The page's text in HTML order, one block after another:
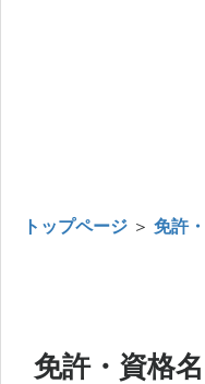
トップページ ＞ 免許
免許・資格